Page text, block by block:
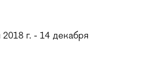
г. - 14 декабря